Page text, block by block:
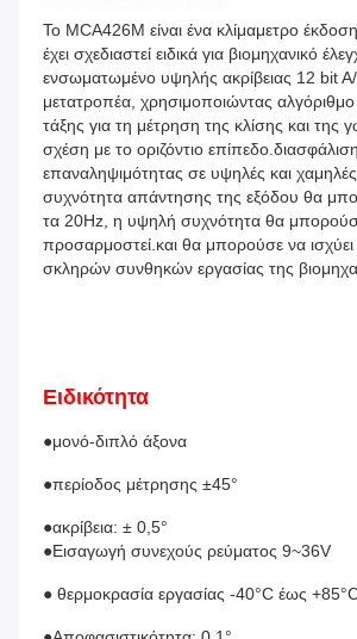
Το MCA426M είναι ένα κλίμαμετρο
έχει σχεδιαστεί ειδικά για βιομηχανικό
ενσωματωμένο υψηλής ακρίβειας 12 bit
μετατροπέα, χρησιμοποιώντας αλγόριθμο
τάξης για τη μέτρηση της κλίσης και της
σχέση με το οριζόντιο
επαναληψιμότητας σε υψηλές και
συχνότητα απάντησης της εξόδου θα
τα 20Hz, η υψηλή συχνότητα θα
προσαρμοστεί.και θα μπορούσε να ισχύει
σκληρών συνθηκών εργασίας της
Ειδικότητα
●μονό-διπλό άξονα
●περίοδος μέτρησης ±45°
●ακρίβεια: ± 0,5°
●Εισαγωγή συνεχούς ρεύματος 9~36V
● θερμοκρασία εργασίας -40°C έως